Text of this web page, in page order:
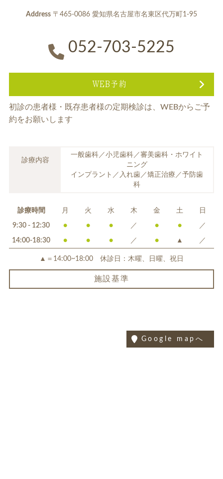
Address 〒465-0086 愛知県名古屋市名東区代万町1-95
052-703-5225
WEB予約
初診の患者様・既存患者様の定期検診は、 WEBからご予
約をお願いします
診療内容
一般歯科／小児歯科／審美歯科・ホワイト
ニング
インプラント／入れ歯／矯正治療／予防歯
科
診療時間 月 火 水 木 金 土 日
9:30 - 12:30 ● ● ● ／ ● ● ／
14:00-18:30 ● ● ● ／ ● ▲ ／
▲＝14:00~18:00 休診日：木曜、日曜、祝日
施設基準
Google mapへ